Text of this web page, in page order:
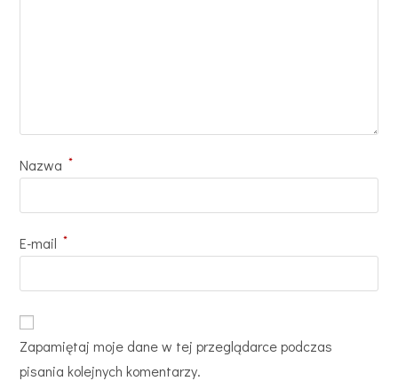
Nazwa *
E-mail *
Zapamiętaj moje dane w tej przeglądarce podczas
pisania kolejnych komentarzy.